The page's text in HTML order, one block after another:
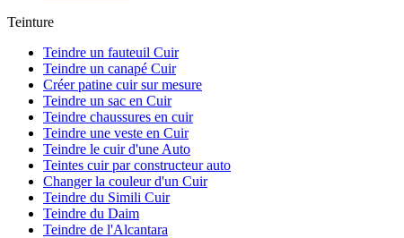
Teinture
Teindre un fauteuil Cuir
Teindre un canapé Cuir
Créer patine cuir sur mesure
Teindre un sac en Cuir
Teindre chaussures en cuir
Teindre une veste en Cuir
Teindre le cuir d'une Auto
Teintes cuir par constructeur auto
Changer la couleur d'un Cuir
Teindre du Simili Cuir
Teindre du Daim
Teindre de l'Alcantara